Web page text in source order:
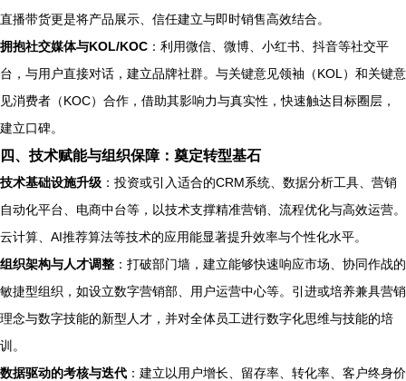
直播带货更是将产品展示、信任建立与即时销售高效结合。
拥抱社交媒体与KOL/KOC ：利用微信、微博、小红书、抖音等社交平
台，与用户直接对话，建立品牌社群。与关键意见领袖（KOL）和关键意
见消费者（KOC）合作，借助其影响力与真实性，快速触达目标圈层，
建立口碑。
四、技术赋能与组织保障：奠定转型基石
技术基础设施升级 ：投资或引入适合的CRM系统、数据分析工具、营销
自动化平台、电商中台等，以技术支撑精准营销、流程优化与高效运营。
云计算、AI推荐算法等技术的应用能显著提升效率与个性化水平。
组织架构与人才调整 ：打破部门墙，建立能够快速响应市场、协同作战的
敏捷型组织，如设立数字营销部、用户运营中心等。引进或培养兼具营销
理念与数字技能的新型人才，并对全体员工进行数字化思维与技能的培
训。
数据驱动的考核与迭代 ：建立以用户增长、留存率、转化率、客户终身价